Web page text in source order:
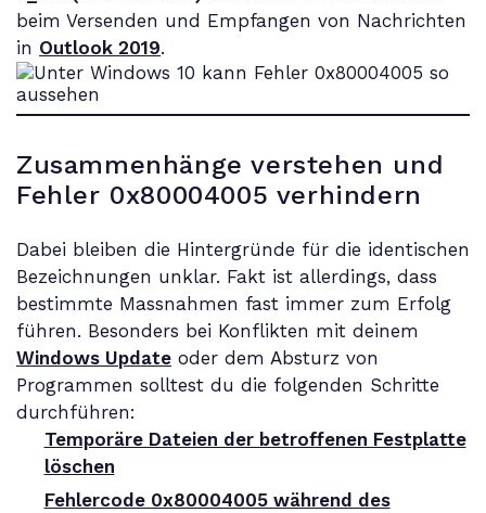
beim Versenden und Empfangen von Nachrichten
in Outlook 2019.
Zusammenhänge verstehen und
Fehler 0x80004005 verhindern
Dabei bleiben die Hintergründe für die identischen
Bezeichnungen unklar. Fakt ist allerdings, dass
bestimmte Massnahmen fast immer zum Erfolg
führen. Besonders bei Konflikten mit deinem
Windows Update oder dem Absturz von
Programmen solltest du die folgenden Schritte
durchführen:
Temporäre Dateien der betroffenen Festplatte
löschen
Fehlercode 0x80004005 während des